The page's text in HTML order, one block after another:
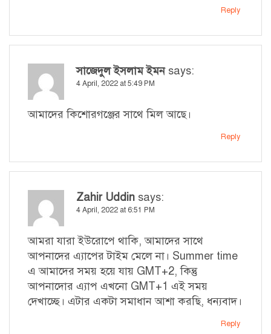
Reply
সাজেদুল ইসলাম ইমন says:
4 April, 2022 at 5:49 PM
আমাদের কিশোরগঞ্জের সাথে মিল আছে।
Reply
Zahir Uddin says:
4 April, 2022 at 6:51 PM
আমরা যারা ইউরোপে থাকি, আমাদের সাথে
আপনাদের এ্যাপের টাইম মেলে না। Summer time
এ আমাদের সময় হয়ে যায় GMT+2, কিন্তু
আপনাদোর এ্যাপ এখনো GMT+1 এই সময়
দেখাচ্ছে। এটার একটা সমাধান আশা করছি, ধন্যবাদ।
Reply